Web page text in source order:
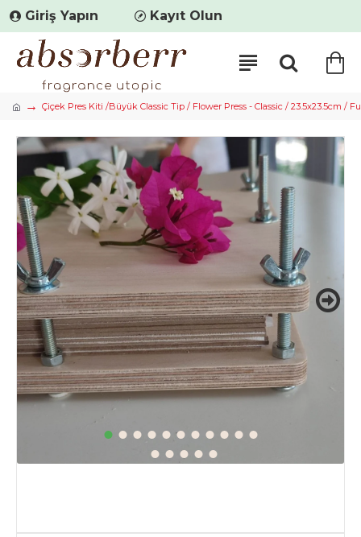
Giriş Yapın Kayıt Olun
Çiçek Pres Kiti /Büyük Classic Tip / Flower Press - Classic / 23.5x23.5cm /